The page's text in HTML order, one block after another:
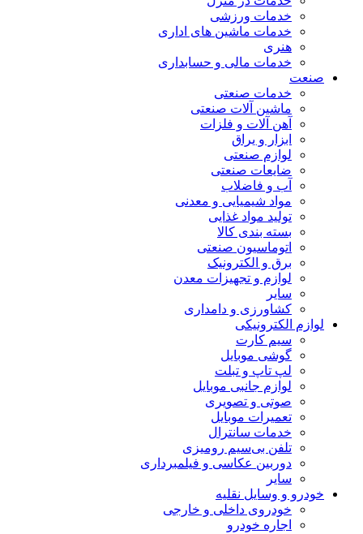
خدمات ورزشی
خدمات ماشین های اداری
هنری
خدمات مالی و حسابداری
صنعت
خدمات صنعتی
ماشین آلات صنعتی
آهن آلات و فلزات
ابزار و یراق
لوازم صنعتی
ضایعات صنعتی
آب و فاضلاب
مواد شیمیایی و معدنی
تولید مواد غذایی
بسته بندی کالا
اتوماسیون صنعتی
برق و الکترونیک
لوازم و تجهیزات معدن
سایر
کشاورزی و دامداری
لوازم الکترونیکی
سیم کارت
گوشی موبایل
لپ تاپ و تبلت
لوازم جانبی موبایل
صوتی و تصویری
تعمیرات موبایل
خدمات سانترال
تلفن بی‌سیم رومیزی
دوربین عکاسی و فیلمبرداری
سایر
خودرو و وسایل نقلیه
خودروی داخلی و خارجی
اجاره خودرو